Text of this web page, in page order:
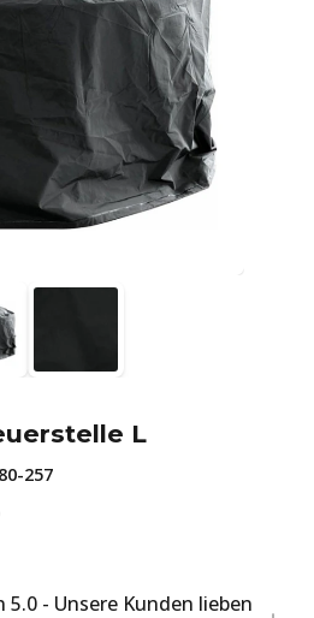
L
257
5.0 - Unsere Kunden lieben